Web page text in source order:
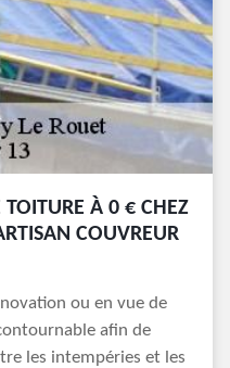
TOITURE À 0 € CHEZ
COUVREUR
ou en vue de
afin de
les intempéries et les